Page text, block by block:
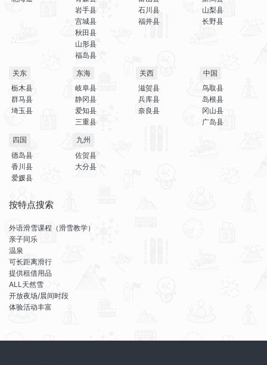
岩手县
宫城县
秋田县
山形县
福岛县
石川县
福井县
山梨县
长野县
关东
栃木县
群马县
埼玉县
东海
岐阜县
静冈县
爱知县
三重县
关西
滋贺县
兵库县
奈良县
中国
鸟取县
岛根县
冈山县
广岛县
四国
德岛县
香川县
爱媛县
九州
佐贺县
大分县
按特点搜索
外语滑雪课程（滑雪教学）
亲子同乐
温泉
可长距离滑行
提供租借用品
ALL天然雪
开放夜场/晨间时段
体验活动丰富